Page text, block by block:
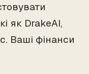
як DrakeAI,
Ваші фінанси